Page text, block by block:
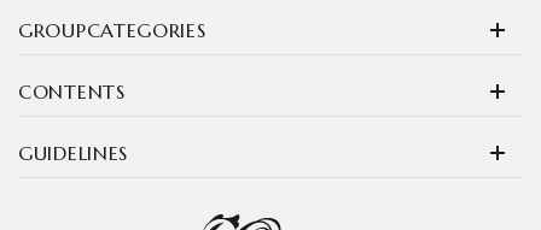
GROUPCATEGORIES
CONTENTS
GUIDELINES